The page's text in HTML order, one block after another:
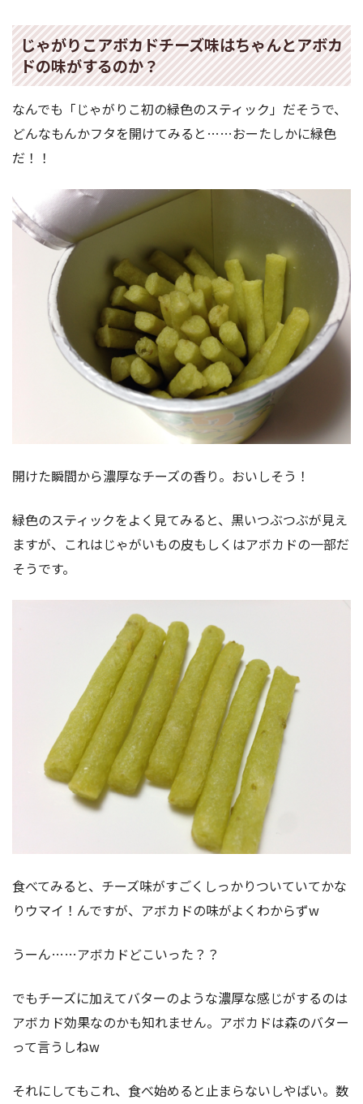
じゃがりこアボカドチーズ味はちゃんとアボカ
ドの味がするのか？
なんでも「じゃがりこ初の緑色のスティック」だそうで、
どんなもんかフタを開けてみると……おーたしかに緑色
だ！！
開けた瞬間から濃厚なチーズの香り。おいしそう！
緑色のスティックをよく見てみると、黒いつぶつぶが見え
ますが、これはじゃがいもの皮もしくはアボカドの一部だ
そうです。
食べてみると、チーズ味がすごくしっかりついていてかな
りウマイ！んですが、アボカドの味がよくわからずw
うーん……アボカドどこいった？？
でもチーズに加えてバターのような濃厚な感じがするのは
アボカド効果なのかも知れません。アボカドは森のバター
って言うしねw
それにしてもこれ、食べ始めると止まらないしやばい。数